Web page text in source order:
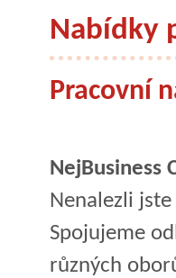
Nabídky
Pracovní
NejBusiness
Nenalezli
Spojujeme
různých